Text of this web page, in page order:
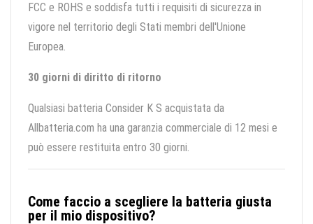
FCC e ROHS e soddisfa tutti i requisiti di sicurezza in
vigore nel territorio degli Stati membri dell'Unione
Europea.
30 giorni di diritto di ritorno
Qualsiasi batteria Consider K S acquistata da
Allbatteria.com ha una garanzia commerciale di 12 mesi e
può essere restituita entro 30 giorni.
Come faccio a scegliere la batteria giusta
per il mio dispositivo?